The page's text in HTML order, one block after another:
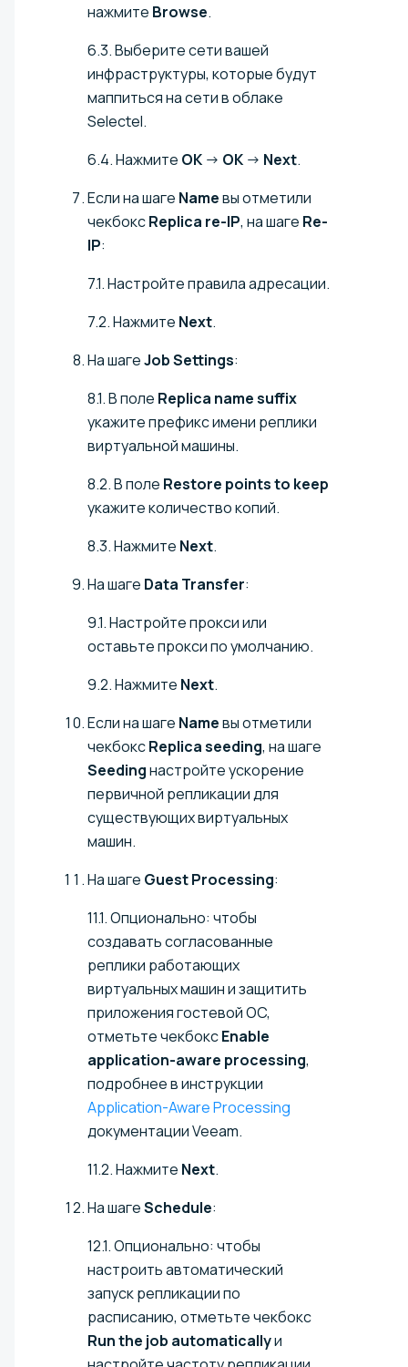
нажмите Browse.
6.3. Выберите сети вашей
инфраструктуры, которые будут
маппиться на сети в облаке
Selectel.
6.4. Нажмите OK → OK → Next.
Если на шаге Nameвы отметили
чекбоксReplica re-IP, на шаге Re-
IP:
7.1. Настройте правила адресации.
7.2. Нажмите Next.
На шагеJob Settings:
8.1. В поле Replica name suffix
укажите префикс имени реплики
виртуальной машины.
8.2. В поле Restore points to keep
укажите количество копий.
8.3. Нажмите Next.
На шаге Data Transfer:
9.1. Настройте прокси или
оставьте прокси по умолчанию.
9.2. Нажмите Next.
Если на шаге Nameвы отметили
чекбоксReplica seeding, на шаге
Seedingнастройте ускорение
первичной репликации для
существующих виртуальных
машин.
На шаге Guest Processing:
11.1. Опционально: чтобы
создавать согласованные
реплики работающих
виртуальных машин и защитить
приложения гостевой ОС,
отметьте чекбоксEnable
application-aware processing,
подробнее в инструкции
Application-Aware Processing
документации Veeam.
11.2. Нажмите Next.
На шагеSchedule:
12.1. Опционально: чтобы
настроить автоматический
запуск репликации по
расписанию, отметьте чекбокс
Run the job automaticallyи